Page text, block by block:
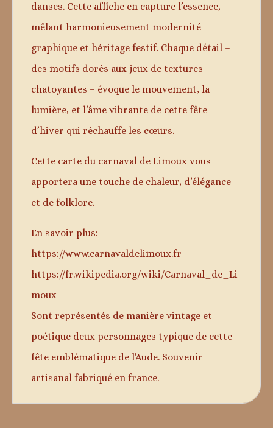
danses. Cette affiche en capture l’essence,
mêlant harmonieusement modernité
graphique et héritage festif. Chaque détail –
des motifs dorés aux jeux de textures
chatoyantes – évoque le mouvement, la
lumière, et l’âme vibrante de cette fête
d’hiver qui réchauffe les cœurs.
Cette carte du carnaval de Limoux vous
apportera une touche de chaleur, d’élégance
et de folklore.
En savoir plus:
https://www.carnavaldelimoux.fr
https://fr.wikipedia.org/wiki/Carnaval_de_Li
moux
Sont représentés de manière vintage et
poétique deux personnages typique de cette
fête emblématique de l'Aude. Souvenir
artisanal fabriqué en france.